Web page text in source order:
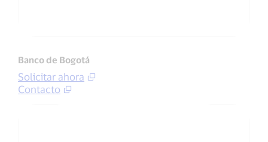
Banco de Bogotá
Solicitar ahora
Contacto